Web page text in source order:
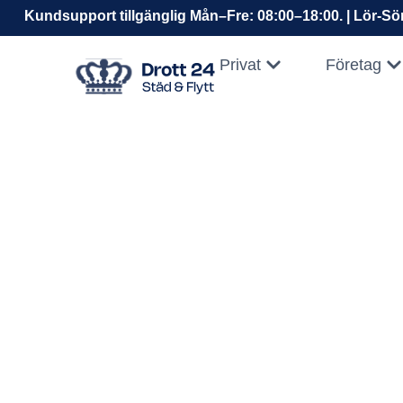
Hoppa
till
Kundsupport tillgänglig Mån–Fre: 08:00–18:00. | Lör-
Privat Öppna PrivatFöretag